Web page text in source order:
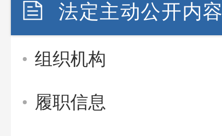
法定主动公开内
组织机构
履职信息